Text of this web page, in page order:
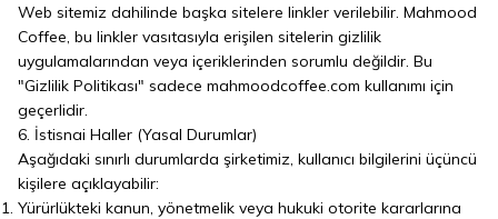
Web sitemiz dahilinde başka sitelere linkler verilebilir. Mahmood
Coffee, bu linkler vasıtasıyla erişilen sitelerin gizlilik
uygulamalarından veya içeriklerinden sorumlu değildir. Bu
"Gizlilik Politikası" sadece mahmoodcoffee.com kullanımı için
geçerlidir.
6. İstisnai Haller (Yasal Durumlar)
Aşağıdaki sınırlı durumlarda şirketimiz, kullanıcı bilgilerini üçüncü
kişilere açıklayabilir:
Yürürlükteki kanun, yönetmelik veya hukuki otorite kararlarına